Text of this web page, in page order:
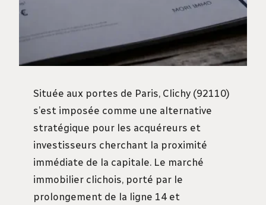
Située aux portes de Paris, Clichy (92110)
s’est imposée comme une alternative
stratégique pour les acquéreurs et
investisseurs cherchant la proximité
immédiate de la capitale. Le marché
immobilier clichois, porté par le
prolongement de la ligne 14 et